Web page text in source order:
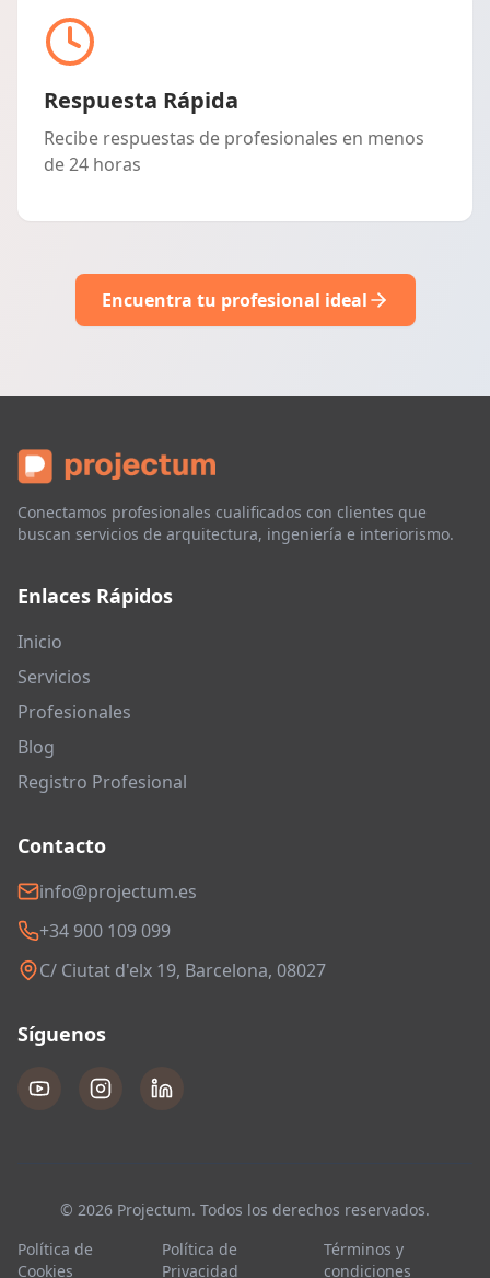
Respuesta Rápida
Recibe respuestas de profesionales en menos
de 24 horas
Encuentra tu profesional ideal
Conectamos profesionales cualificados con clientes que
buscan servicios de arquitectura, ingeniería e interiorismo.
Enlaces Rápidos
Inicio
Servicios
Profesionales
Blog
Registro Profesional
Contacto
info@projectum.es
+34 900 109 099
C/ Ciutat d'elx 19, Barcelona, 08027
Síguenos
© 2026 Projectum. Todos los derechos reservados.
Política de
Cookies
Política de
Privacidad
Términos y
condiciones